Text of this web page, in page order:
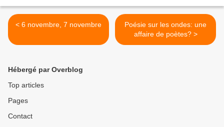
< 6 novembre, 7 novembre
Poésie sur les ondes: une
affaire de poètes? >
Hébergé par Overblog
Top articles
Pages
Contact